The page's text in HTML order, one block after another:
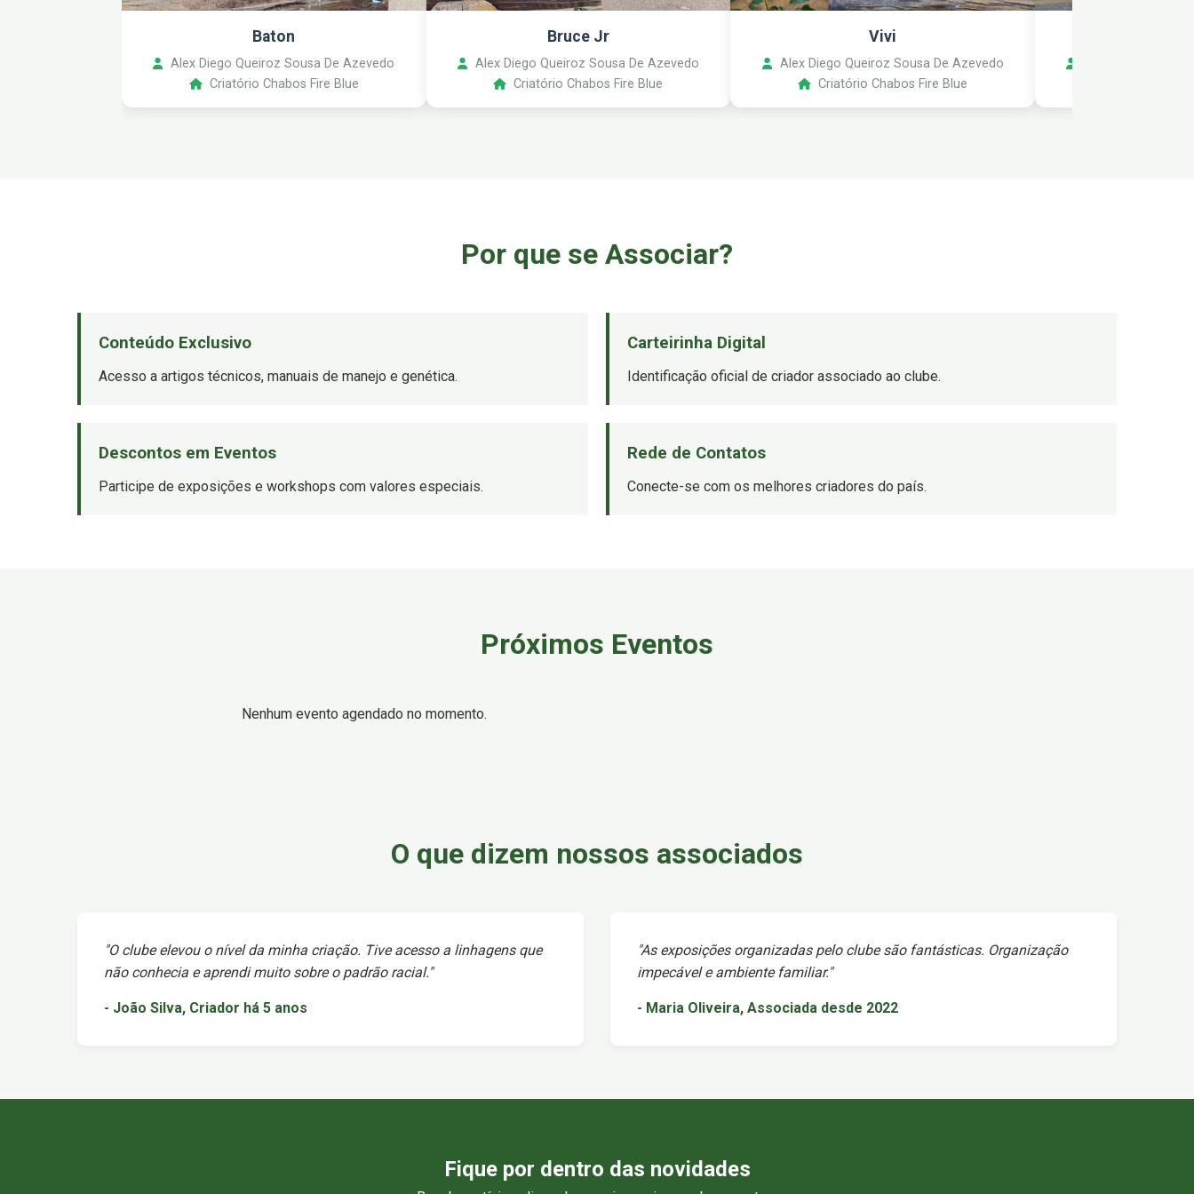
Baton
Alex Diego Queiroz Sousa De Azevedo
Criatório Chabos Fire Blue
Bruce Jr
Alex Diego Queiroz Sousa De Azevedo
Criatório Chabos Fire Blue
Vivi
Alex Diego Queiroz Sousa De Azevedo
Criatório Chabos Fire Blue
Por que se Associar?
Conteúdo Exclusivo
Acesso a artigos técnicos, manuais de manejo e genética.
Carteirinha Digital
Identificação oficial de criador associado ao clube.
Descontos em Eventos
Participe de exposições e workshops com valores especiais.
Rede de Contatos
Conecte-se com os melhores criadores do país.
Próximos Eventos
Nenhum evento agendado no momento.
O que dizem nossos associados
"O clube elevou o nível da minha criação. Tive acesso a linhagens que
não conhecia e aprendi muito sobre o padrão racial."
- João Silva, Criador há 5 anos
"As exposições organizadas pelo clube são fantásticas. Organização
impecável e ambiente familiar."
- Maria Oliveira, Associada desde 2022
Fique por dentro das novidades